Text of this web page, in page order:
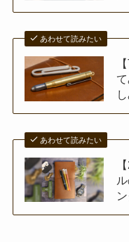
あわせて読みたい
あわせて読みたい